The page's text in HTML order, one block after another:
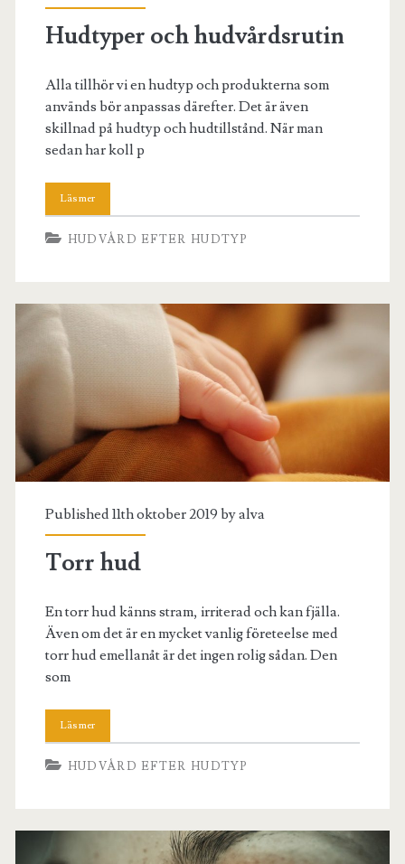
Hudtyper och hudvårdsrutin
Alla tillhör vi en hudtyp och produkterna som
används bör anpassas därefter. Det är även
skillnad på hudtyp och hudtillstånd. När man
sedan har koll p
HUDVÅRD EFTER HUDTYP
Published 11th oktober 2019 byalva
Torr hud
En torr hud känns stram, irriterad och kan fjälla.
Även om det är en mycket vanlig företeelse med
torr hud emellanåt är det ingen rolig sådan. Den
som
HUDVÅRD EFTER HUDTYP